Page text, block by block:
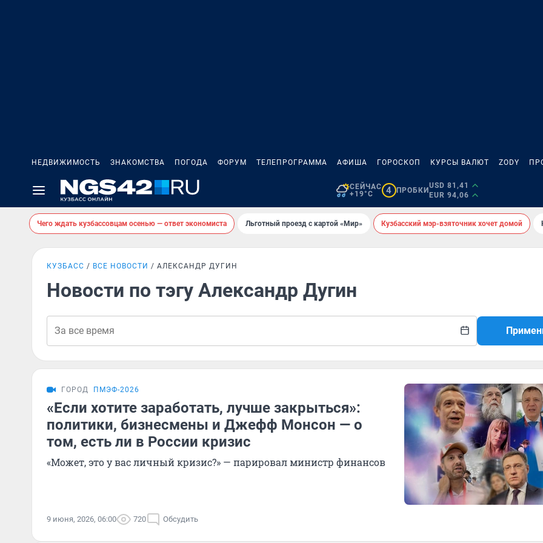
НЕДВИЖИМОСТЬ ЗНАКОМСТВА ПОГОДА ФОРУМ ТЕЛЕПРОГРАММА АФИША ГОРОСКОП КУРСЫ ВАЛЮТ ZODY
СЕЙЧАС
+19°C
4 ПРОБКИ
USD 81,41
EUR 94,06
Чего ждать кузбассовцам осенью — ответ экономиста Льготный проезд с картой «Мир» Кузбасский мэр-взяточник хочет домой
КУЗБАСС ВСЕ НОВОСТИ АЛЕКСАНДР ДУГИН
Новости по тэгу Александр Дугин
ГОРОД ПМЭФ-2026
«Если хотите заработать, лучше закрыться»:
политики, бизнесмены и Джефф Монсон — о
том, есть ли в России кризис
«Может, это у вас личный кризис?» — парировал министр финансов
9 июня, 2026, 06:00 720 Обсудить